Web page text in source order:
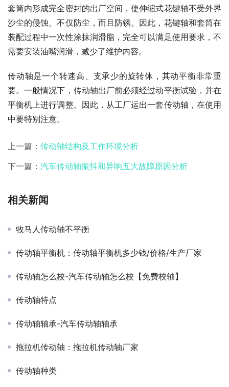
套筒内形成完全密封的出厂空间，使伸缩式花键轴不受外界
沙尘的侵蚀。不仅防尘，而且防锈。因此，花键轴和套筒在
装配过程中一次性涂抹润滑脂，完全可以满足使用要求，不
需要安装油嘴润滑，减少了维护内容。
传动轴是一个转速高、支承少的旋转体，其动平衡非常重
要。一般情况下，传动轴出厂前必须经过动平衡试验，并在
平衡机上进行调整。因此，从工厂运出一套传动轴，在使用
中要特别注意。
上一篇： 传动轴结构及工作环境分析
下一篇： 汽车传动轴振抖和异响五大故障原因分析
相关新闻
牧马人传动轴不平衡
传动轴平衡机：传动轴平衡机多少钱/价格/生产厂家
传动轴怎么校-汽车传动轴怎么校【免费校轴】
传动轴特点
传动轴轴承-汽车传动轴轴承
拖拉机传动轴：拖拉机传动轴厂家
传动轴种类